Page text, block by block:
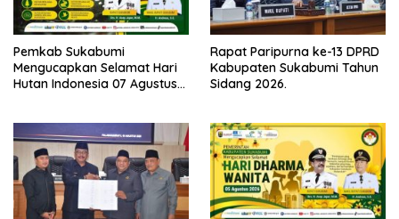
Pemkab Sukabumi
Mengucapkan Selamat Hari
Hutan Indonesia 07 Agustus
Rapat Paripurna ke-13 DPRD
Kabupaten Sukabumi Tahun
Sidang 2026.